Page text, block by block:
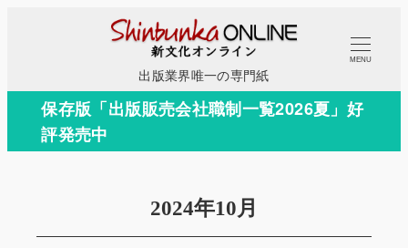
コ
テ
出版業界唯一の専門紙
MENU
保存版「出版販売会社職制一覧2026夏」好
評発売中
2024年10月